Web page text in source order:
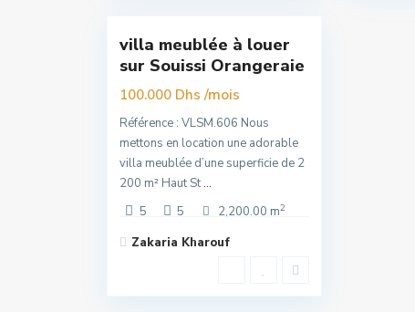
Exclusivité
villa meublée à louer
sur Souissi Orangeraie
100.000 Dhs/mois
Référence : VLSM.606 Nous
mettons en location une adorable
villa meublée d’une superficie de 2
200 m² Haut St...
5
5 2,200.00 m2
Zakaria Kharouf